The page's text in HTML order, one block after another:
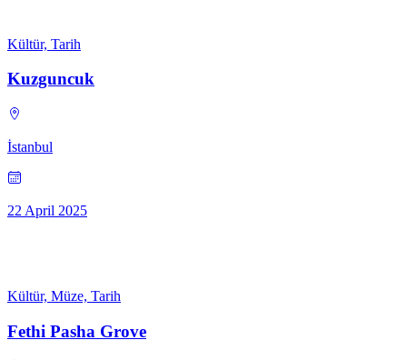
Kültür, Tarih
Kuzguncuk
İstanbul
22 April 2025
Kültür, Müze, Tarih
Fethi Pasha Grove